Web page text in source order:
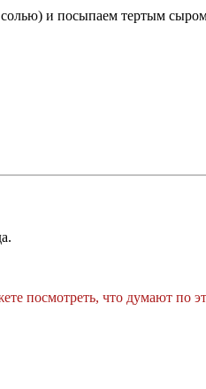
и посыпаем тертым
посмотреть, что думают по